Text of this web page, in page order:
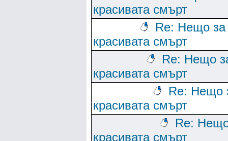
красивата смърт
Re: Нещо за
красивата смърт
Re: Нещо
красивата смърт
Re: Нещо
красивата смърт
Re:
красивата смърт